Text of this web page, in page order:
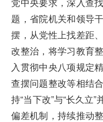
题，省院机关和领导
摆，从党性上找差距
改整治， 将学习教育
入贯彻中央八项规定
查摆问题整改等相结
持“当下改”与“长久立
偏差机制，持续推动